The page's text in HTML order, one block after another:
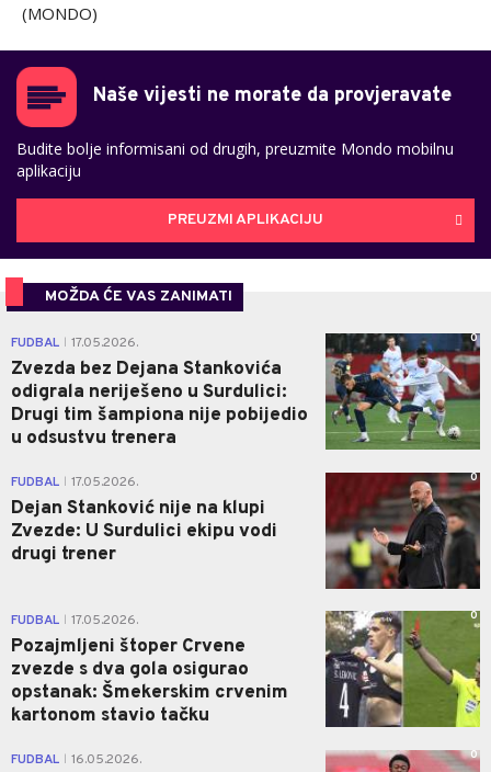
(MONDO)
Naše vijesti ne morate da provjeravate
Budite bolje informisani od drugih, preuzmite Mondo mobilnu
aplikaciju
PREUZMI APLIKACIJU
MOŽDA ĆE VAS ZANIMATI
FUDBAL 17.05.2026.
Zvezda bez Dejana Stankovića
odigrala neriješeno u Surdulici:
Drugi tim šampiona nije pobijedio
u odsustvu trenera
0
FUDBAL 17.05.2026.
Dejan Stanković nije na klupi
Zvezde: U Surdulici ekipu vodi
drugi trener
0
FUDBAL 17.05.2026.
Pozajmljeni štoper Crvene
zvezde s dva gola osigurao
opstanak: Šmekerskim crvenim
kartonom stavio tačku
0
FUDBAL 16.05.2026. 0